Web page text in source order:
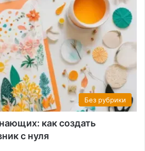
Без рубрики
как создать
с нуля